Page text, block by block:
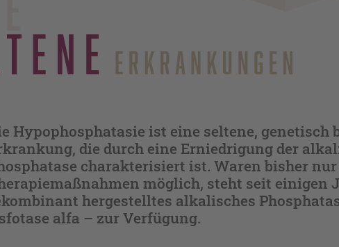
Hypophosphatasie ist eine seltene, genetisch
die durch eine Erniedrigung der
charakterisiert ist. Waren bisher
möglich, steht seit einigen
hergestelltes alkalisches
alfa – zur Verfügung.